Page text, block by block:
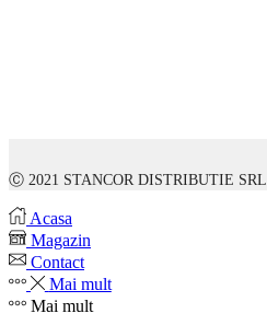
Ⓒ 2021 STANCOR DISTRIBUTIE SRL
Acasa
Magazin
Contact
Mai mult
Mai mult